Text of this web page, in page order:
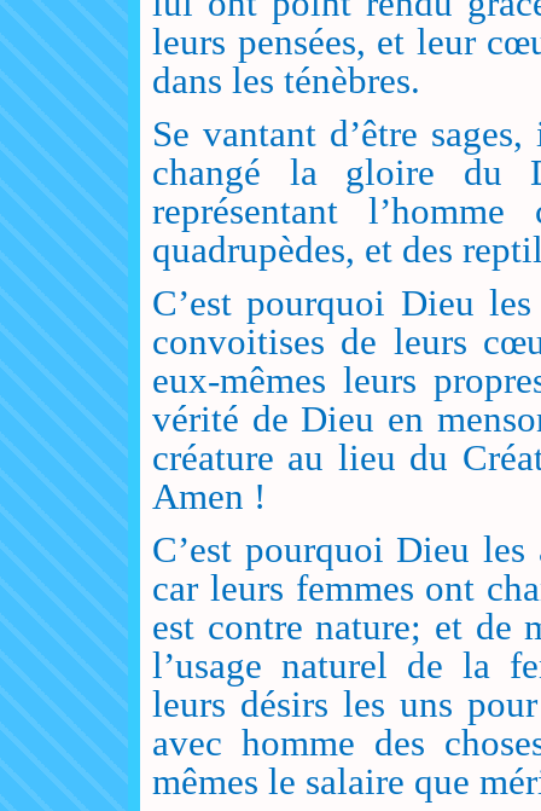
leurs pensées, et leur
dans les ténèbres.
Se vantant d’être
changé la gloire du
représentant
quadrupèdes, et des
C’est pourquoi Dieu
convoitises de leurs
eux-mêmes leurs
vérité de Dieu en
créature au lieu du
Amen !
C’est pourquoi Dieu
car leurs femmes ont
est contre nature; et de
l’usage naturel de la
leurs désirs les uns
avec homme des
mêmes le salaire que